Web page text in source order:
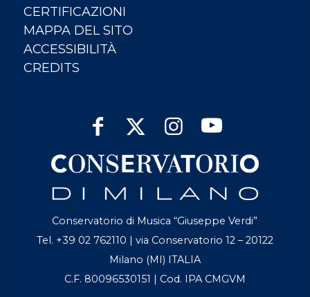
CERTIFICAZIONI
MAPPA DEL SITO
ACCESSIBILITÀ
CREDITS
Conservatorio di Musica “Giuseppe Verdi”
Tel. +39 02 762110 | via Conservatorio 12 – 20122
Milano (MI) ITALIA
C.F. 80096530151 | Cod. IPA CMGVM